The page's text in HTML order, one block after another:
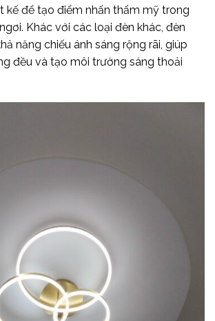
kế để tạo điểm nhấn thẩm mỹ trong
Khác với các loại đèn khác, đèn
năng chiếu ánh sáng rộng rãi, giúp
đều và tạo môi trường sáng thoải